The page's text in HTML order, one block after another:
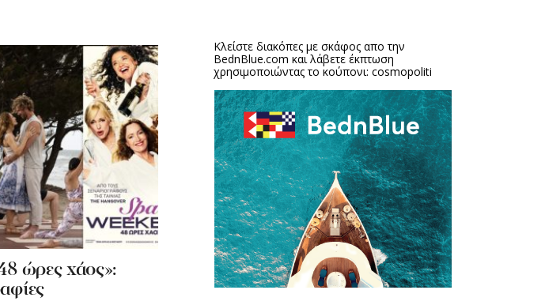
ώρες χάος»:
Κλείστε διακόπες με σκάφος απο την
BednBlue.com και λάβετε έκπτωση
χρησιμοποιώντας το κούπονι: cosmopoliti